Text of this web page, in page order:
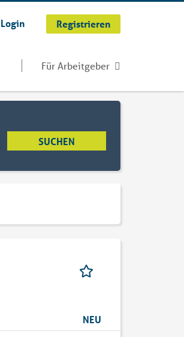
Login Registrieren
Für Arbeitgeber
NEU